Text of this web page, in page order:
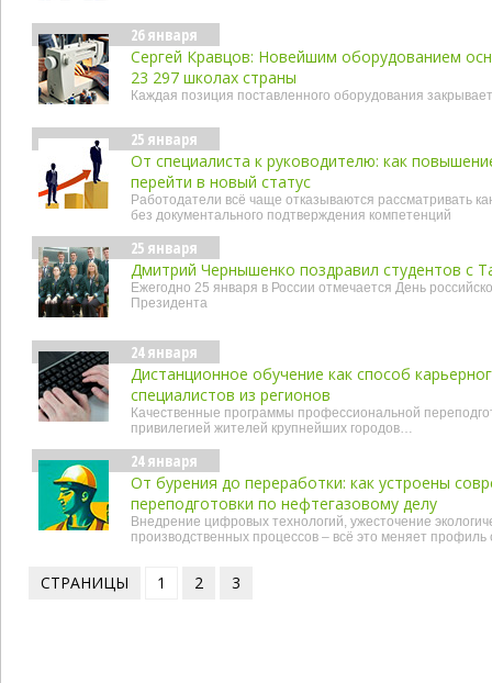
26 января
Сергей Кравцов: Новейшим оборудованием
23 297 школах страны
Каждая позиция поставленного оборудования
25 января
От специалиста к руководителю: как
перейти в новый статус
Работодатели всё чаще отказываются рассматривать
без документального подтверждения компетенций
25 января
Дмитрий Чернышенко поздравил студентов с
Ежегодно 25 января в России отмечается День
Президента
24 января
Дистанционное обучение как способ
специалистов из регионов
Качественные программы профессиональной
привилегией жителей крупнейших городов…
24 января
От бурения до переработки: как устроены
переподготовки по нефтегазовому делу
Внедрение цифровых технологий, ужесточение
производственных процессов – всё это меняет
СТРАНИЦЫ 1 2 3